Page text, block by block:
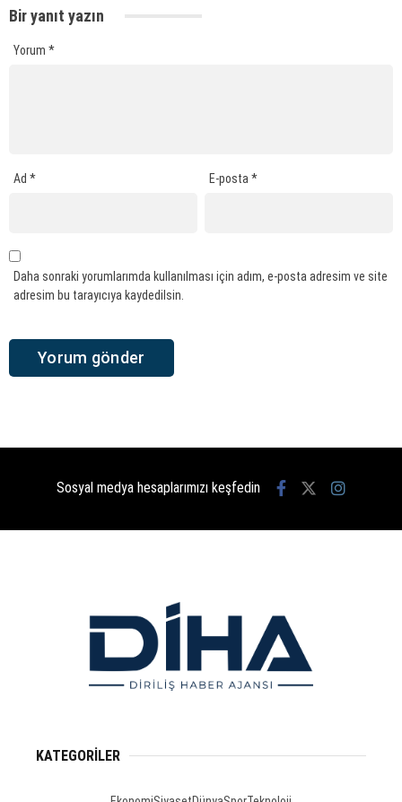
Bir yanıt yazın
Yorum *
Ad * E-posta*
Daha sonraki yorumlarımda kullanılması için adım, e-posta adresim ve site
adresim bu tarayıcıya kaydedilsin.
Sosyal medya hesaplarımızı keşfedin
KATEGORİLER